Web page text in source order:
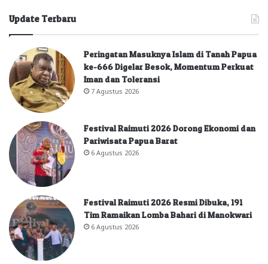
Update Terbaru
Peringatan Masuknya Islam di Tanah Papua
ke-666 Digelar Besok, Momentum Perkuat
Iman dan Toleransi
7 Agustus 2026
Festival Raimuti 2026 Dorong Ekonomi dan
Pariwisata Papua Barat
6 Agustus 2026
Festival Raimuti 2026 Resmi Dibuka, 191
Tim Ramaikan Lomba Bahari di Manokwari
6 Agustus 2026